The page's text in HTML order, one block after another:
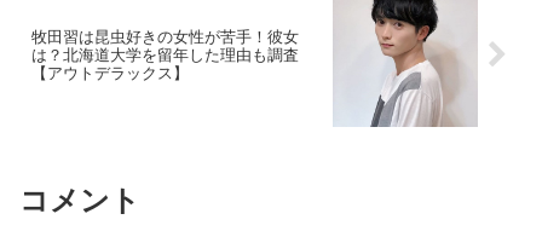
牧田習は昆虫好きの女性が苦手！彼女
は？北海道大学を留年した理由も調査
【アウトデラックス】
コメント